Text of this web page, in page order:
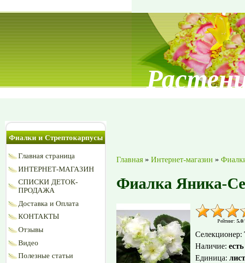
Фиалки и Стрептокарпусы
Главная страница
ИНТЕРНЕТ-МАГАЗИН
СПИСКИ ДЕТОК-
ПРОДАЖА
Доставка и Оплата
КОНТАКТЫ
Отзывы
Видео
Полезные статьи
Главная » Интернет-магазин »
Фиалка Яника-
Рейтинг: 5.0/
Селекционер:
Наличие: есть
Единица: лист